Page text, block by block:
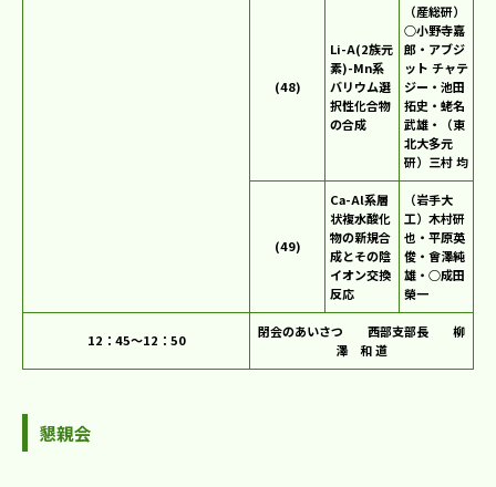
(48)
Li-A(2族元
素)-Mn系
バリウム選
択性化合物
の合成
（産総研）
○小野寺嘉
郎・アブジ
ット チャテ
ジー・池田
拓史・蛯名
武雄・（東
北大多元
研）三村 均
(49)
Ca-Al系層
状複水酸化
物の新規合
成とその陰
イオン交換
反応
（岩手大
工）木村研
也・平原英
俊・會澤純
雄・○成田
榮一
12：45～12：50
閉会のあいさつ 西部支部長 柳
澤 和 道
懇親会